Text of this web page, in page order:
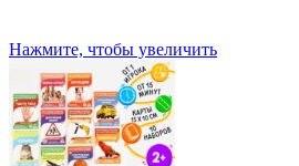
Нажмите, чтобы увеличить